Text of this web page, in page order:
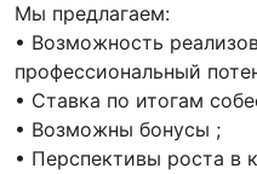
Мы предлагаем:
• Возможность
профессиональный
• Ставка по итогам
• Возможны бонусы ;
• Перспективы роста в